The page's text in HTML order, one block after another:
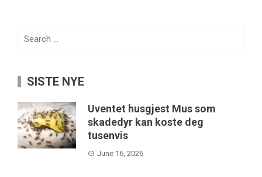
SISTE NYE
Uventet husgjest Mus som
skadedyr kan koste deg
tusenvis
June 16, 2026